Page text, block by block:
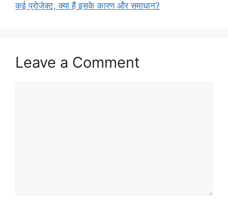
कई प्रोजेक्ट, क्या हैं इसके कारण और समाधान?
Leave a Comment